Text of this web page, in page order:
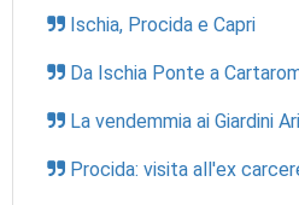
Ischia, Procida e Capri
Da Ischia Ponte a
La vendemmia ai Giardini
Procida: visita all'ex